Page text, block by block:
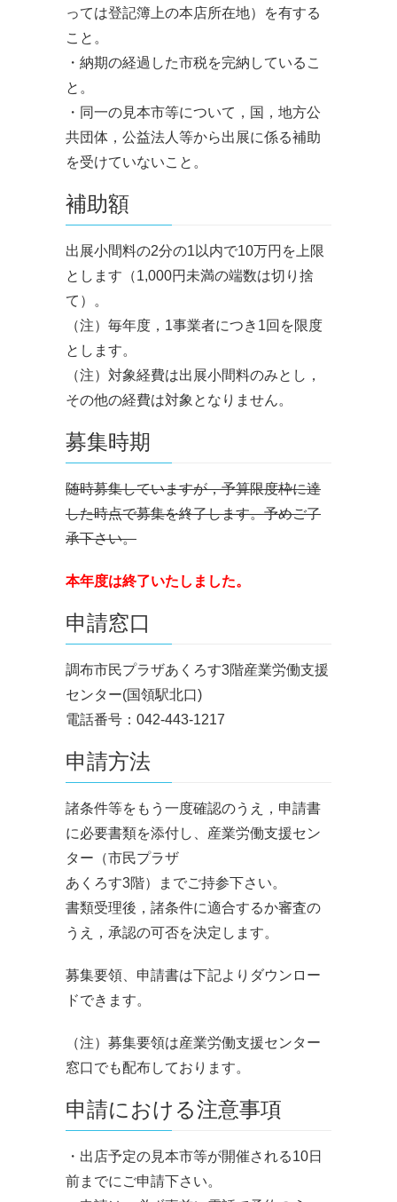
っては登記簿上の本店所在地）を有する
こと。
・納期の経過した市税を完納しているこ
と。
・同一の見本市等について，国，地方公
共団体，公益法人等から出展に係る補助
を受けていないこと。
補助額
出展小間料の2分の1以内で10万円を上限
とします（1,000円未満の端数は切り捨
て）。
（注）毎年度，1事業者につき1回を限度
とします。
（注）対象経費は出展小間料のみとし，
その他の経費は対象となりません。
募集時期
随時募集していますが，予算限度枠に達
した時点で募集を終了します。予めご了
承下さい。
本年度は終了いたしました。
申請窓口
調布市民プラザあくろす3階産業労働支援
センター(国領駅北口)
電話番号：042-443-1217
申請方法
諸条件等をもう一度確認のうえ，申請書
に必要書類を添付し、産業労働支援セン
ター（市民プラザ
あくろす3階）までご持参下さい。
書類受理後，諸条件に適合するか審査の
うえ，承認の可否を決定します。
募集要領、申請書は下記よりダウンロー
ドできます。
（注）募集要領は産業労働支援センター
窓口でも配布しております。
申請における注意事項
・出店予定の見本市等が開催される10日
前までにご申請下さい。